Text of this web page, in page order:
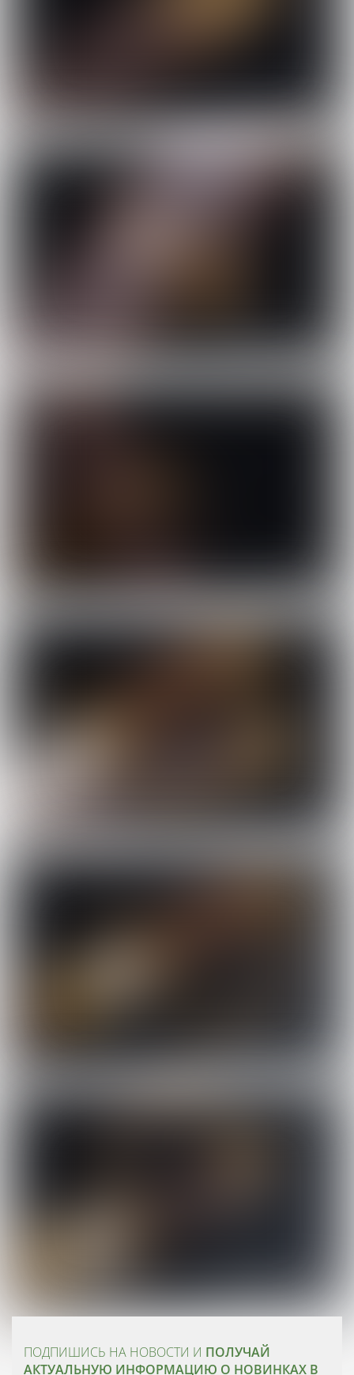
ПОДПИШИСЬ НА НОВОСТИ И ПОЛУЧАЙ
АКТУАЛЬНУЮ ИНФОРМАЦИЮ О НОВИНКАХ В